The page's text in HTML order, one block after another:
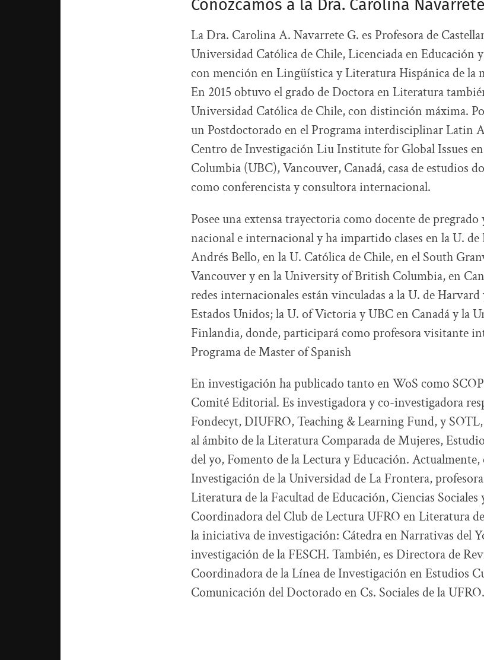
Conozcamos a la Dra. Carolina
La Dra. Carolina A. Navarrete G. es Profesora de
Universidad Católica de Chile, Licenciada en Educación
con mención en Lingüística y Literatura Hispánica de la
En 2015 obtuvo el grado de Doctora en Literatura
Universidad Católica de Chile, con distinción máxima.
un Postdoctorado en el Programa interdisciplinar Latin
Centro de Investigación Liu Institute for Global Issues
Columbia (UBC), Vancouver, Canadá, casa de estudios
como conferencista y consultora internacional.
Posee una extensa trayectoria como docente de
nacional e internacional y ha impartido clases en la U.
Andrés Bello, en la U. Católica de Chile, en el South
Vancouver y en la University of British Columbia, en
redes internacionales están vinculadas a la U. de Harvard
Estados Unidos; la U. of Victoria y UBC en Canadá y la
Finlandia, donde, participará como profesora visitante
Programa de Master of Spanish
En investigación ha publicado tanto en WoS como
Comité Editorial. Es investigadora y co-investigadora
Fondecyt, DIUFRO, Teaching & Learning Fund, y
al ámbito de la Literatura Comparada de Mujeres,
del yo, Fomento de la Lectura y Educación.
Investigación de la Universidad de La Frontera,
Literatura de la Facultad de Educación, Ciencias Sociales
Coordinadora del Club de Lectura UFRO en Literatura
la iniciativa de investigación: Cátedra en Narrativas del
investigación de la FESCH. También, es Directora de
Coordinadora de la Línea de Investigación en Estudios
Comunicación del Doctorado en Cs. Sociales de la UFRO.